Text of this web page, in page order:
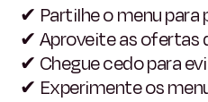
✔ Partilhe o menu para
✔ Aproveite as ofertas
✔ Chegue cedo para
✔ Experimente os